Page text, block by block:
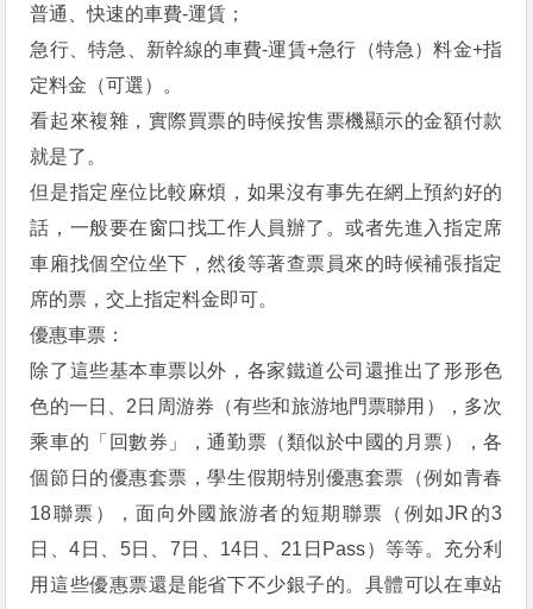
普通、快速的車費-運賃；
急行、特急、新幹線的車費-運賃+急行（特急）料金+指
定料金（可選）。
看起來複雜，實際買票的時候按售票機顯示的金額付款
就是了。
但是指定座位比較麻煩，如果沒有事先在網上預約好的
話，一般要在窗口找工作人員辦了。或者先進入指定席
車廂找個空位坐下，然後等著查票員來的時候補張指定
席的票，交上指定料金即可。
優惠車票：
除了這些基本車票以外，各家鐵道公司還推出了形形色
色的一日、2日周游券（有些和旅游地門票聯用），多次
乘車的「回數券」，通勤票（類似於中國的月票），各
個節日的優惠套票，學生假期特別優惠套票（例如青春
18聯票），面向外國旅游者的短期聯票（例如JR的3
日、4日、5日、7日、14日、21日Pass）等等。充分利
用這些優惠票還是能省下不少銀子的。具體可以在車站